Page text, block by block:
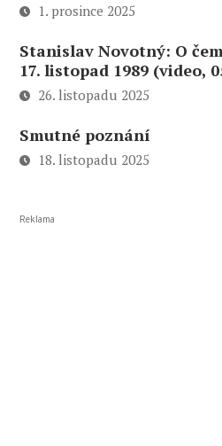
1. prosince 2025
Stanislav Novotný: O
17. listopad 1989 (video,
26. listopadu 2025
Smutné poznání
18. listopadu 2025
Reklama